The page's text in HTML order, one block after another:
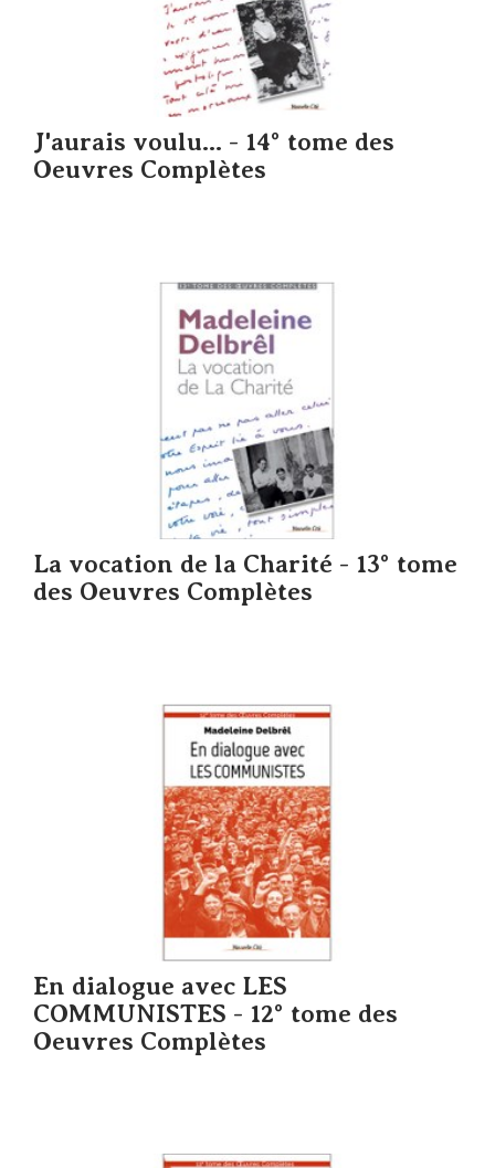
J'aurais voulu... - 14° tome des
Oeuvres Complètes
La vocation de la Charité - 13° tome
des Oeuvres Complètes
En dialogue avec LES
COMMUNISTES - 12° tome des
Oeuvres Complètes